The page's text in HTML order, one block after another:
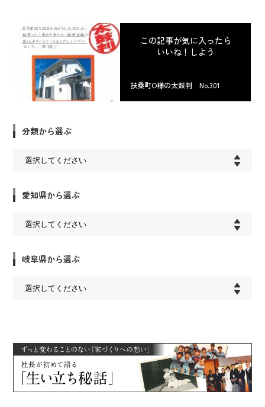
この記事が気に入ったら
いいね！しよう
扶桑町O様の太鼓判 No.301
分類から選ぶ
愛知県から選ぶ
岐阜県から選ぶ